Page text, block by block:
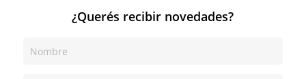
¿Querés recibir novedades?